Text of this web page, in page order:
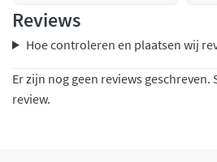
Reviews
Hoe controleren en plaatsen wij
Er zijn nog geen reviews geschreven.
review.